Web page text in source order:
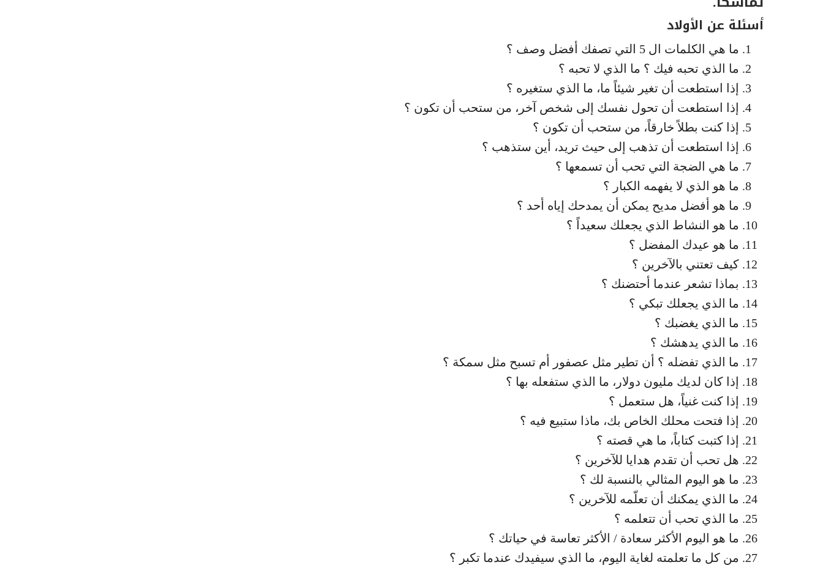
أسئلة عن الأولاد
ما هي الكلمات ال 5 التي تصفك أفضل وصف ؟
ما الذي تحبه فيك ؟ ما الذي لا تحبه ؟
إذا استطعت أن تغير شيئاً ما، ما الذي ستغيره ؟
إذا استطعت أن تحول نفسك إلى شخص آخر، من ستحب أن تكون ؟
إذا كنت بطلاً خارقاً، من ستحب أن تكون ؟
إذا استطعت أن تذهب إلى حيث تريد، أين ستذهب ؟
ما هي الضجة التي تحب أن تسمعها ؟
ما هو الذي لا يفهمه الكبار ؟
ما هو أفضل مديح يمكن أن يمدحك إياه أحد ؟
ما هو النشاط الذي يجعلك سعيداً ؟
ما هو عيدك المفضل ؟
كيف تعتني بالآخرين ؟
بماذا تشعر عندما أحتضنك ؟
ما الذي يجعلك تبكي ؟
ما الذي يغضبك ؟
ما الذي يدهشك ؟
ما الذي تفضله ؟ أن تطير مثل عصفور أم تسبح مثل سمكة ؟
إذا كان لديك مليون دولار، ما الذي ستفعله بها ؟
إذا كنت غنياً، هل ستعمل ؟
إذا فتحت محلك الخاص بك، ماذا ستبيع فيه ؟
إذا كتبت كتاباً، ما هي قصته ؟
هل تحب أن تقدم هدايا للآخرين ؟
ما هو اليوم المثالي بالنسبة لك ؟
ما الذي يمكنك أن تعلّمه للآخرين ؟
ما الذي تحب أن تتعلمه ؟
ما هو اليوم الأكثر سعادة / الأكثر تعاسة في حياتك ؟
من كل ما تعلمته لغاية اليوم، ما الذي سيفيدك عندما تكبر ؟